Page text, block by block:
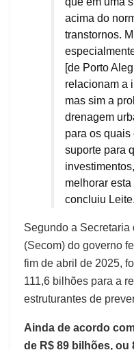
acima do
transtornos.
[de Porto
relacionam a
mas sim a
drenagem
para os quais
suporte para
melhorar esta
concluiu Leite.
Segundo a Secretaria
(Secom) do governo
fim de abril de 2025,
111,6 bilhões para a
estruturantes de
Ainda de acordo
de R$ 89 bilhões, ou